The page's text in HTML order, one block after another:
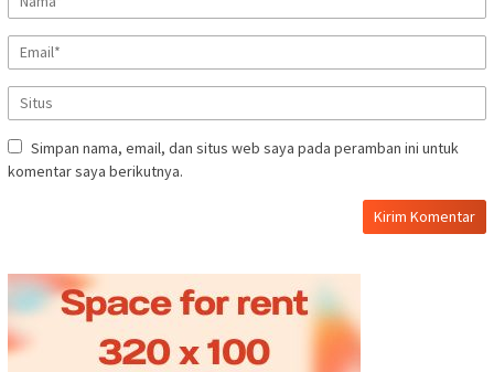
Simpan nama, email, dan situs web saya pada peramban ini untuk
komentar saya berikutnya.